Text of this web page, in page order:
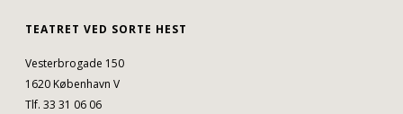
TEATRET VED SORTE HEST
Vesterbrogade 150
1620 København V
Tlf. 33 31 06 06